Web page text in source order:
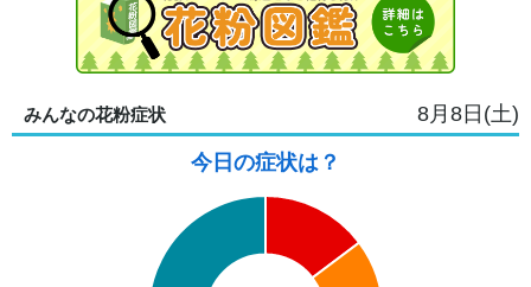
みんなの花粉症状 8月8日(土)
今日の症状は？